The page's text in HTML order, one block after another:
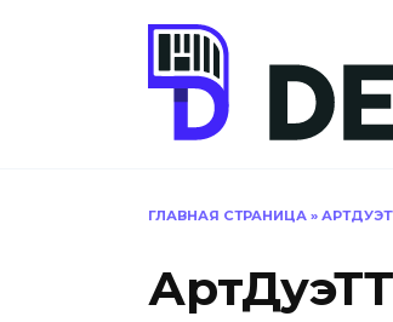
ГЛАВНАЯ СТРАНИЦА »
АртДуэТТ